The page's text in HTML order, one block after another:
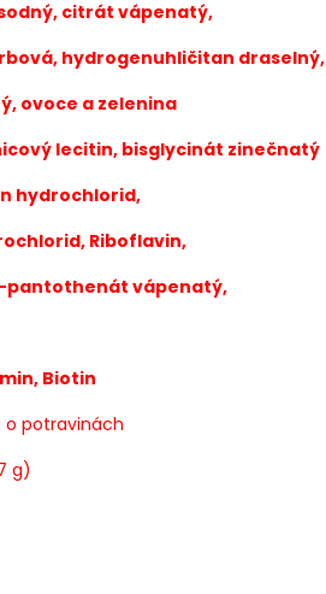
citrát vápenatý,
hydrogenuhličitan draselný,
ovoce a zelenina
lecitin, bisglycinát zinečnatý
hydrochlorid,
Riboflavin,
pantothenát vápenatý,
Biotin
o potravinách
g)